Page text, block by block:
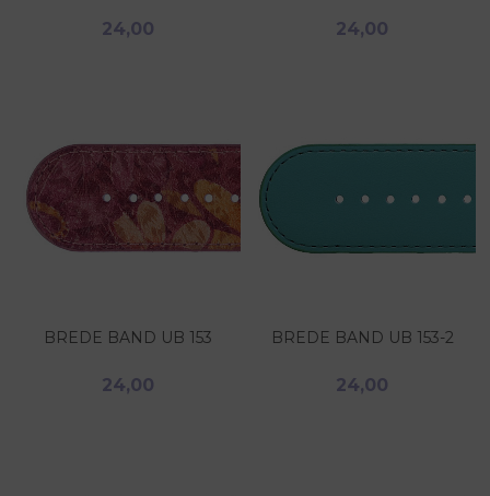
24,00 24,00
BREDE BAND UB 153
24,00
BREDE BAND UB 153-2
24,00